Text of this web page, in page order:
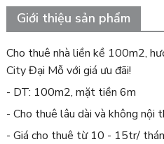
Giới thiệu sản phẩm
Cho thuê nhà liền kề 100m2,
City Đại Mỗ với giá ưu đãi!
- DT: 100m2, mặt tiền 6m
- Cho thuê lâu dài và không nội
- Giá cho thuê từ 10 - 15tr/